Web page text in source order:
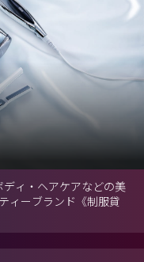
ィ・ヘアケアなどの美
ィーブランド《制服貸